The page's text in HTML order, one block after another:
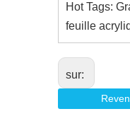
Hot Tags:
feuille
sur: